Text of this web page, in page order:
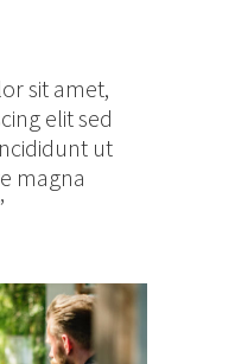
sit amet,
elit sed
ut
magna